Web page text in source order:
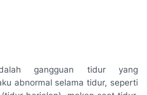
gangguan tidur yang
abnormal selama tidur, seperti